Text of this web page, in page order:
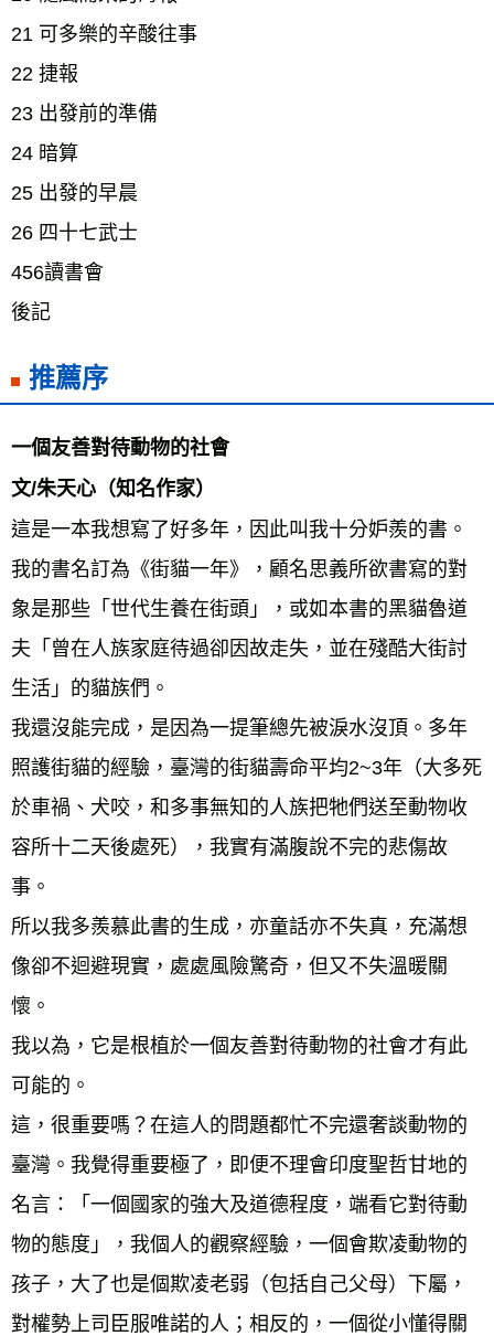
21 可多樂的辛酸往事
22 捷報
23 出發前的準備
24 暗算
25 出發的早晨
26 四十七武士
456讀書會
後記
推薦序
一個友善對待動物的社會
文/朱天心（知名作家）
這是一本我想寫了好多年，因此叫我十分妒羨的書。
我的書名訂為《街貓一年》，顧名思義所欲書寫的對
象是那些「世代生養在街頭」，或如本書的黑貓魯道
夫「曾在人族家庭待過卻因故走失，並在殘酷大街討
生活」的貓族們。
我還沒能完成，是因為一提筆總先被淚水沒頂。多年
照護街貓的經驗，臺灣的街貓壽命平均2~3年（大多死
於車禍、犬咬，和多事無知的人族把牠們送至動物收
容所十二天後處死），我實有滿腹說不完的悲傷故
事。
所以我多羨慕此書的生成，亦童話亦不失真，充滿想
像卻不迴避現實，處處風險驚奇，但又不失溫暖關
懷。
我以為，它是根植於一個友善對待動物的社會才有此
可能的。
這，很重要嗎？在這人的問題都忙不完還奢談動物的
臺灣。我覺得重要極了，即便不理會印度聖哲甘地的
名言：「一個國家的強大及道德程度，端看它對待動
物的態度」，我個人的觀察經驗，一個會欺凌動物的
孩子，大了也是個欺凌老弱（包括自己父母）下屬，
對權勢上司臣服唯諾的人；相反的，一個從小懂得關